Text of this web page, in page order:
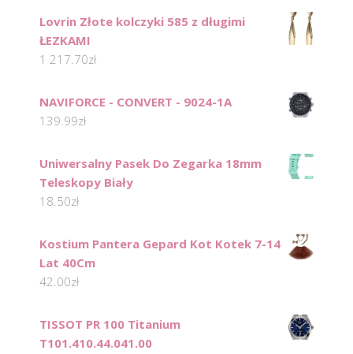
Lovrin Złote kolczyki 585 z długimi
ŁEZKAMI
1 217.70zł
NAVIFORCE - CONVERT - 9024-1A
139.99zł
Uniwersalny Pasek Do Zegarka 18mm
Teleskopy Biały
18.50zł
Kostium Pantera Gepard Kot Kotek 7-14
Lat 40Cm
42.00zł
TISSOT PR 100 Titanium
T101.410.44.041.00